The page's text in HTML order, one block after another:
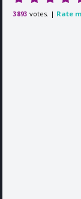
3893 votes. | Rate